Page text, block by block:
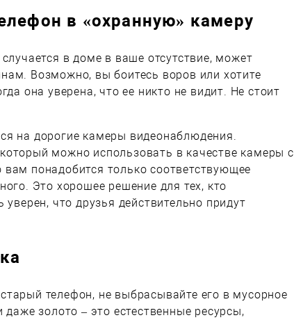
в «охранную» камеру
в доме в ваше отсутствие, может
Возможно, вы боитесь воров или хотите
она уверена, что ее никто не видит. Не стоит
на дорогие камеры видеонаблюдения.
можно использовать в качестве камеры с
понадобится только соответствующее
Это хорошее решение для тех, кто
уверен, что друзья действительно придут
телефон, не выбрасывайте его в мусорное
золото – это естественные ресурсы,